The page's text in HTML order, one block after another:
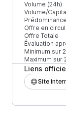
Volume (24h)
Volume/
Offre en
Offre Totale
Évaluation
Minimum sur
Maximum sur
Liens
Site